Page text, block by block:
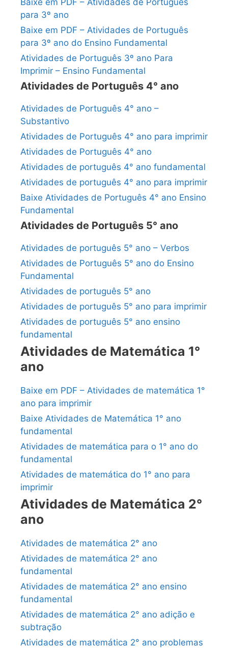
para 3º ano
Baixe em PDF – Atividades de Português
para 3º ano do Ensino Fundamental
Atividades de Português 3º ano Para
Imprimir – Ensino Fundamental
Atividades de Português 4° ano
Atividades de Português 4° ano –
Substantivo
Atividades de Português 4° ano para imprimir
Atividades de Português 4° ano
Atividades de português 4° ano fundamental
Atividades de português 4° ano para imprimir
Baixe Atividades de Português 4° ano Ensino
Fundamental
Atividades de Português 5° ano
Atividades de português 5° ano – Verbos
Atividades de Português 5° ano do Ensino
Fundamental
Atividades de português 5° ano
Atividades de português 5° ano para imprimir
Atividades de português 5° ano ensino
fundamental
Atividades de Matemática 1°
ano
Baixe em PDF – Atividades de matemática 1°
ano para imprimir
Baixe Atividades de Matemática 1° ano
fundamental
Atividades de matemática para o 1° ano do
fundamental
Atividades de matemática do 1° ano para
imprimir
Atividades de Matemática 2°
ano
Atividades de matemática 2° ano
Atividades de matemática 2° ano
fundamental
Atividades de matemática 2° ano ensino
fundamental
Atividades de matemática 2° ano adição e
subtração
Atividades de matemática 2° ano problemas